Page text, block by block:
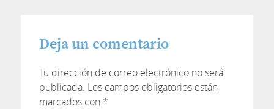
Deja un comentario
Tu dirección de correo electrónico no será
publicada. Los campos obligatorios están
marcados con *